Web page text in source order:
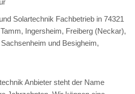
Solartechnik Fachbetrieb in 74321
Ingersheim, Freiberg (Neckar),
und Besigheim,
Anbieter steht der Name